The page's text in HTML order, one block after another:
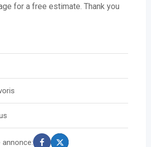
for a free estimate. Thank you